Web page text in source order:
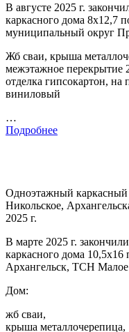
В августе 2025 г.
каркасного дома 8х12,7
муниципальный округ
Жб сваи, крыша
межэтажное перекрытие
отделка гипсокартон,
виниловый
…
Подробнее
Одноэтажный
Никольское,
2025 г.
В марте 2025 г.
каркасного дома 10,5х16
Архангельск, ТСН Малое
Дом:
жб сваи,
крыша металлочерепица,